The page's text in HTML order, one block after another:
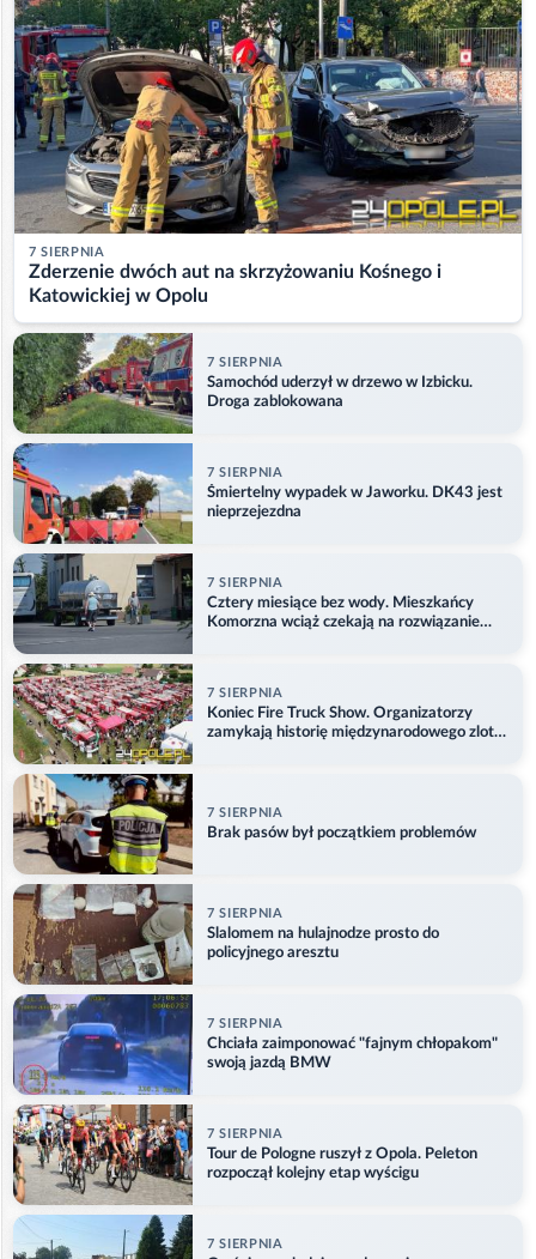
7 SIERPNIA
Zderzenie dwóch aut na skrzyżowaniu Kośnego i
Katowickiej w Opolu
7 SIERPNIA
Samochód uderzył w drzewo w Izbicku.
Droga zablokowana
7 SIERPNIA
Śmiertelny wypadek w Jaworku. DK43 jest
nieprzejezdna
7 SIERPNIA
Cztery miesiące bez wody. Mieszkańcy
Komorzna wciąż czekają na rozwiązanie
7 SIERPNIA
Koniec Fire Truck Show. Organizatorzy
zamykają historię międzynarodowego zlotu
7 SIERPNIA
Brak pasów był początkiem problemów
7 SIERPNIA
Slalomem na hulajnodze prosto do
policyjnego aresztu
7 SIERPNIA
Chciała zaimponować "fajnym chłopakom"
swoją jazdą BMW
7 SIERPNIA
Tour de Pologne ruszył z Opola. Peleton
rozpoczął kolejny etap wyścigu
7 SIERPNIA